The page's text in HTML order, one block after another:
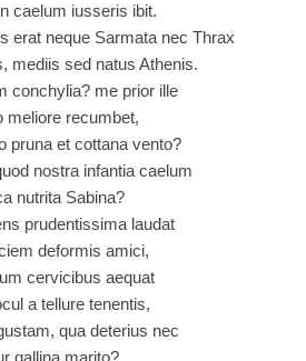
caelum iusseris ibit.
erat neque Sarmata nec Thrax
mediis sed natus Athenis.
conchylia? me prior ille
meliore recumbet,
pruna et cottana vento?
nostra infantia caelum
nutrita Sabina?
prudentissima laudat
deformis amici,
cervicibus aequat
a tellure tenentis,
qua deterius nec
gallina marito?